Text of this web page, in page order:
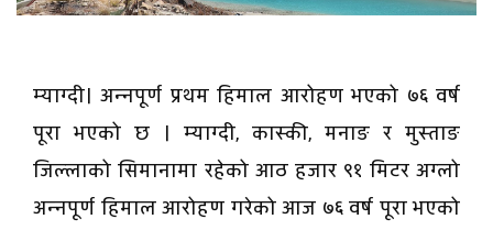
म्याग्दी। अन्नपूर्ण प्रथम हिमाल आरोहण भएको ७६ वर्ष
पूरा भएको छ । म्याग्दी, कास्की, मनाङ र मुस्ताङ
जिल्लाको सिमानामा रहेको आठ हजार ९१ मिटर अग्लो
अन्नपूर्ण हिमाल आरोहण गरेको आज ७६ वर्ष पूरा भएको